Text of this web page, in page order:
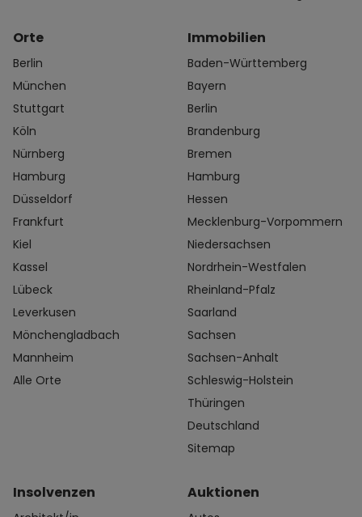
Orte
Berlin
München
Stuttgart
Köln
Nürnberg
Hamburg
Düsseldorf
Frankfurt
Kiel
Kassel
Lübeck
Leverkusen
Mönchengladbach
Mannheim
Alle Orte
Immobilien
Baden-Württemberg
Bayern
Berlin
Brandenburg
Bremen
Hamburg
Hessen
Mecklenburg-Vorpommern
Niedersachsen
Nordrhein-Westfalen
Rheinland-Pfalz
Saarland
Sachsen
Sachsen-Anhalt
Schleswig-Holstein
Thüringen
Deutschland
Sitemap
Insolvenzen Auktionen